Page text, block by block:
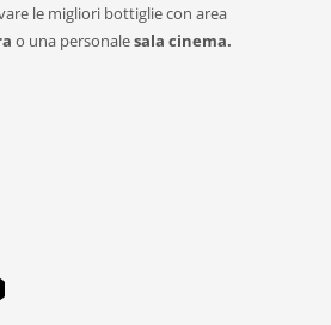
le migliori bottiglie con area
o una personalesala cinema.